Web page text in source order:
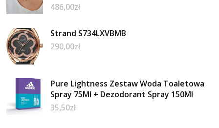
486,00zł
Strand S734LXVBMB
290,00zł
Pure Lightness Zestaw Woda Toaletowa
Spray 75Ml + Dezodorant Spray 150Ml
35,50zł